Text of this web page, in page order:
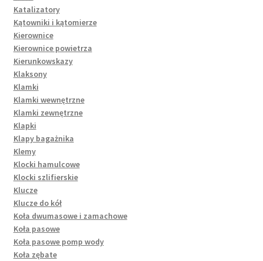
Katalizatory
Kątowniki i kątomierze
Kierownice
Kierownice powietrza
Kierunkowskazy
Klaksony
Klamki
Klamki wewnętrzne
Klamki zewnętrzne
Klapki
Klapy bagażnika
Klemy
Klocki hamulcowe
Klocki szlifierskie
Klucze
Klucze do kół
Koła dwumasowe i zamachowe
Koła pasowe
Koła pasowe pomp wody
Koła zębate